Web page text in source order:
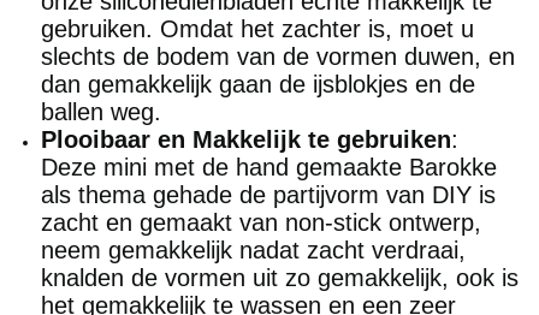
gebruiken. Omdat het zachter is, moet u
slechts de bodem van de vormen duwen, en
dan gemakkelijk gaan de ijsblokjes en de
ballen weg.
Plooibaar en Makkelijk te gebruiken:
Deze mini met de hand gemaakte Barokke
als thema gehade de partijvorm van DIY is
zacht en gemaakt van non-stick ontwerp,
neem gemakkelijk nadat zacht verdraai,
knalden de vormen uit zo gemakkelijk, ook is
het gemakkelijk te wassen en een zeer